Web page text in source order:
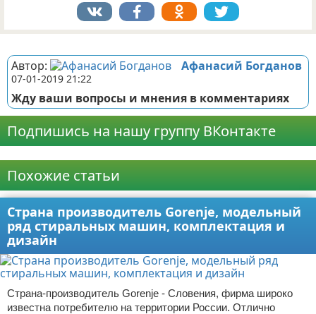
Автор: Афанасий Богданов
07-01-2019 21:22
Жду ваши вопросы и мнения в комментариях
Подпишись на нашу группу ВКонтакте
Похожие статьи
Страна производитель Gorenje, модельный
ряд стиральных машин, комплектация и
дизайн
Страна-производитель Gorenje - Словения, фирма широко
известна потребителю на территории России. Отлично